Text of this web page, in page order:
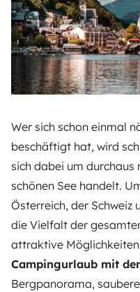
Wer sich schon einmal
beschäftigt hat, wird
sich dabei um durchaus
schönen See handelt.
Österreich, der Schweiz
die Vielfalt der
attraktive
Campingurlaub mit
Bergpanorama,